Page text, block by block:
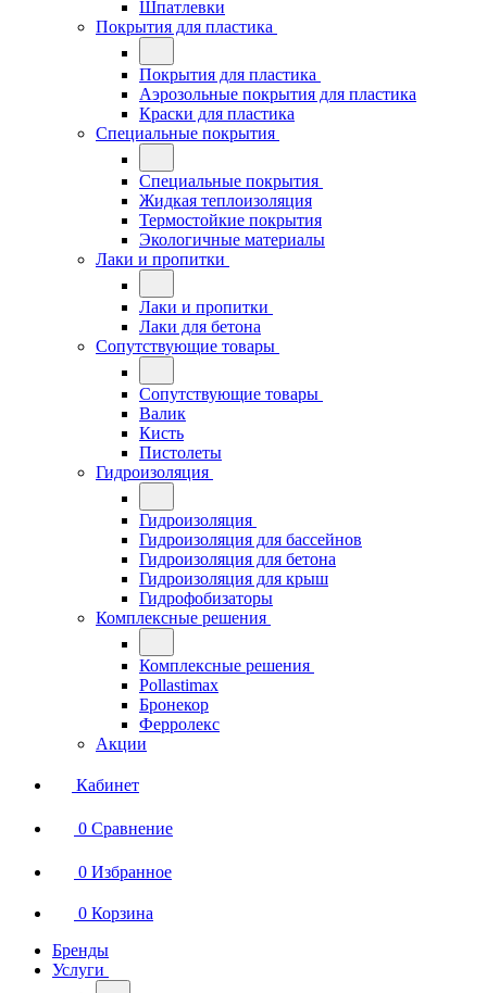
Шпатлевки
Покрытия для пластика
Покрытия для пластика
Аэрозольные покрытия для пластика
Краски для пластика
Специальные покрытия
Специальные покрытия
Жидкая теплоизоляция
Термостойкие покрытия
Экологичные материалы
Лаки и пропитки
Лаки и пропитки
Лаки для бетона
Сопутствующие товары
Сопутствующие товары
Валик
Кисть
Пистолеты
Гидроизоляция
Гидроизоляция
Гидроизоляция для бассейнов
Гидроизоляция для бетона
Гидроизоляция для крыш
Гидрофобизаторы
Комплексные решения
Комплексные решения
Pollastimax
Бронекор
Ферролекс
Акции
Кабинет
0 Сравнение
0 Избранное
0 Корзина
Бренды
Услуги